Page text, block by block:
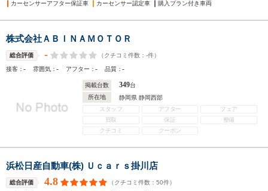
カーセンサーアフター保証車
カーセンサー認定車 購入プラン付き車両
株式会社ＡＢＩＮＡＭＯＴＯＲ
総合評価 - （クチコミ件数： -件）
接客：- 雰囲気：- アフター：- 品質：-
掲載台数 349台
所在地
静岡県 静岡西部
スタッフ
アフター
フェア
買取
保証
整備
クチコミ
クーポン
浜松日産自動車(株) Ｕｃａｒｓ掛川店
総合評価 4.8 （クチコミ件数： 50件）